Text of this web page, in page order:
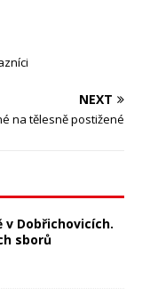
NEXT
na tělesně postižené
v Dobřichovicích.
sborů